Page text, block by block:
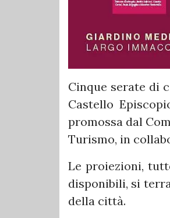
Cinque serate di
Castello
promossa dal
Turismo, in
Le proiezioni,
disponibili, si
della città.